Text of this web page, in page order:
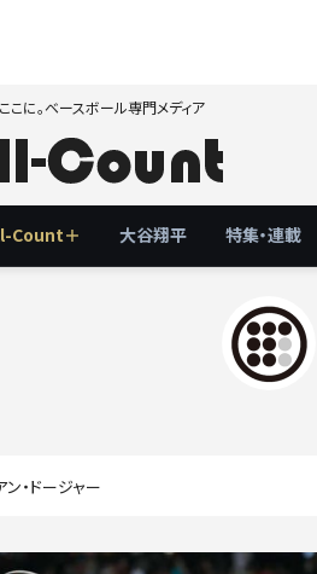
こに。ベースボール専門メディア
Count＋ 大谷翔平 特集・連載
ン・ドージャー